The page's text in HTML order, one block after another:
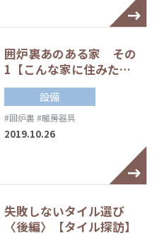
囲炉裏あのある家 その
1【こんな家に住みた…
設備
#囲炉裏 #暖房器具
2019.10.26
失敗しないタイル選び
〈後編〉【タイル探訪】